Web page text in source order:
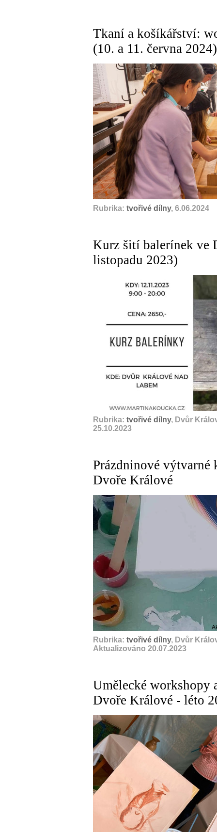
Tkaní a košíkářství:
(10. a 11. června 2024)
Rubrika: tvořivé dílny, 6.06.2024
Kurz šití balerínek ve
listopadu 2023)
Rubrika: tvořivé dílny, Dvůr
25.10.2023
Prázdninové výtvarné
Dvoře Králové
Rubrika: tvořivé dílny, Dvůr
Aktualizováno 20.07.2023
Umělecké workshopy
Dvoře Králové - léto